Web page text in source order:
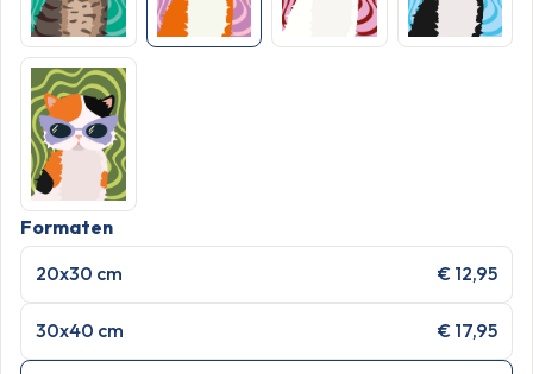
Formaten
20x30 cm
€ 12,95
30x40 cm € 17,95